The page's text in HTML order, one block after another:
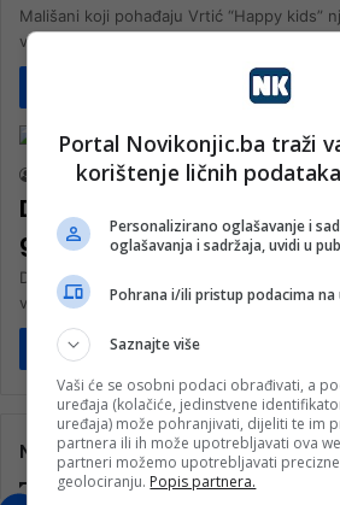
Mališani koji pohađaju Vrtić “Happy kids”
vaspitačicama pripremili su bogat program
21. Decembra 2024.
Dječiji vrtić “Happy kids”
godina postojanja
Dječaci i djevojčice svih uzrasnih
vrtić “Happy kids” sinoć su u kino sali
Pročitaj više
Najčitanije
Portal Novikonjic.ba traži
korištenje ličnih
Personalizirano oglašavanje i
oglašavanja i sadržaja, uvidi u
Pohrana i/ili pristup podacima na
Saznajte više
Vaši će se osobni podaci obrađivati, a
uređaja (kolačiće, jedinstvene
uređaja) može pohranjivati, dijeliti te im
partnera ili ih može upotrebljavati ova
partneri možemo upotrebljavati
geolociranju. Popis partnera.